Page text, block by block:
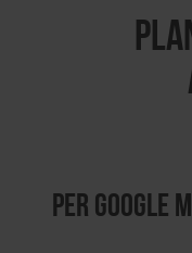
per Google